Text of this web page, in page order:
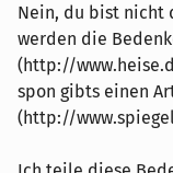
Nein, du bist nicht
werden die
(http://
spon gibts einen
(http://